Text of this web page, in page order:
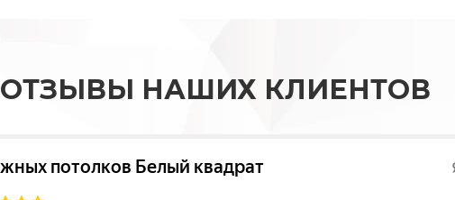
ОТЗЫВЫ НАШИХ КЛИЕНТОВ